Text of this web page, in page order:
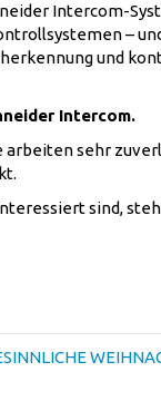
Intercom-
–
und
Intercom.
sehr
sind,